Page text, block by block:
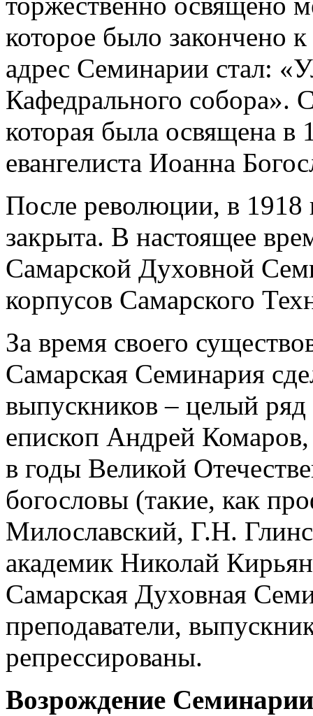
которое было закончено
адрес Семинарии стал:
Кафедрального собора».
которая была освящена в
евангелиста Иоанна
После революции, в 1918
закрыта. В настоящее
Самарской Духовной
корпусов Самарского
За время своего
Самарская Семинария
выпускников – целый ряд
епископ Андрей
в годы Великой
богословы (такие, как
Милославский, Г.Н.
академик Николай
Самарская Духовная
преподаватели,
репрессированы.
Возрождение Семинарии